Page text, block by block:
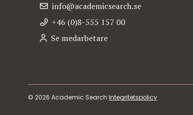
info@academicsearch.se
+46 (0)8-555 157 00
Se medarbetare
© 2026 Academic Search Integritetspolicy